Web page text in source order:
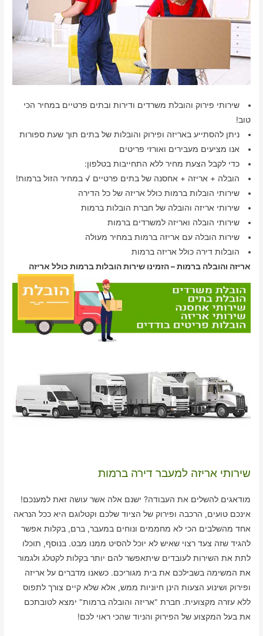
שירותי פירוק והובלת משרדים ודירות ובתים פרטיים במחיר הכי
טוב!
ניתן להסתייע באריזה ופירוק והובלות של בתים תוך שעת ספורות
אנו מציעים מעבירים ואורזי פריטים
כדי לקבל הצעת מחיר ללא התחייבות בטלפון:
הובלה + אריזה + אחסנה של בתים פרטיים √ במחיר הזול ברמות!
שירותי הובלות ברמות כולל אריזה של כל הדירה
שירותי אריזה והובלה של חברת הובלות ברמות
שירותי הובלה ואריזה למשרדים ברמות
שירות הובלה עם אריזה ברמות במחיר מעולה
הובלות דירה כולל אריזה ברמות
אריזה והובלה ברמות – הזמינו שירות הובלות ברמות כולל אריזה
שירותי אריזה למעבר דירה ברמות
מודאגים להשלים את העבודה? ישנם אלה אשר עושה זאת למענכם!
אינכם טועים, הרכבה ופירוק של הציוד שלכם וקטלוגם היא ככל הנראה
אחד מהשלבים הכי לא מחממים ונוחים במעבר, ברם, בקלות אפשר
להגיד שזה צעד רצוי שאיש לא יוכל להסיט ממנו מבט. בנוסף, תוכלו
לתת את השירות לעובדים שיתאפשר להם יותר בקלות לקטלג ולגמור
את המשימה בשבילכם את בית מגוריכם. כשאנו מדברים על אריזה
ופירוק ושינוע הצעות הינן חיוניות ממש, אלא שלא קיים צורך לתפוס
ללא עזרה מקצועית. חברת "אריזה והובלה ברמות" ימצא לטובתכם
את בעל המקצוע של הפירוק והניוד שהכי ראוי לכם!